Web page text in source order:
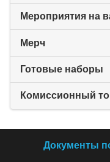
Мероприятия на
Мерч
Готовые наборы
Комиссионный
Документы